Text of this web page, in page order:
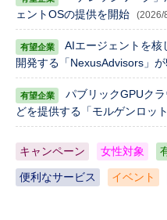
ェントOSの提供を開始
(2026/
AIエージェントを核
開発する「NexusAdvisors」
パブリックGPUク
どを提供する「モルゲンロッ
キャンペーン 女性対象
便利なサービス イベント